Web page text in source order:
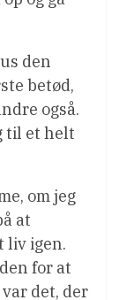
den
betød,
også.
til et helt
om jeg
at
liv igen.
for at
det, der